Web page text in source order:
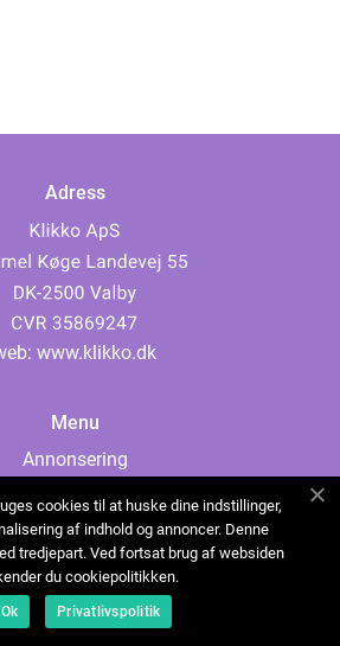
Adress
www.klikko.dk
Menu
Annonsering
Cookies
Kontakta oss
Sitemap
cookies til at huske dine indstillinger,
af indhold og annoncer. Denne
tredjepart. Ved fortsat brug af websiden
du cookiepolitikken.
Ok Privatlivspolitik